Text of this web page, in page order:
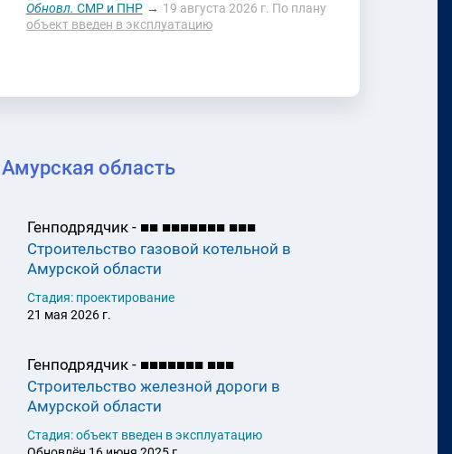
Обновл. СМР и ПНР → 19 августа 2026 г. По плану
объект введен в эксплуатацию
область
Генподрядчик - ■■ ■■■■■■■ ■■■
Строительство газовой котельной в
Амурской области
Стадия: проектирование
21 мая 2026 г.
Генподрядчик - ■■■■■■■ ■■■
Строительство железной дороги в
Амурской области
Стадия: объект введен в эксплуатацию